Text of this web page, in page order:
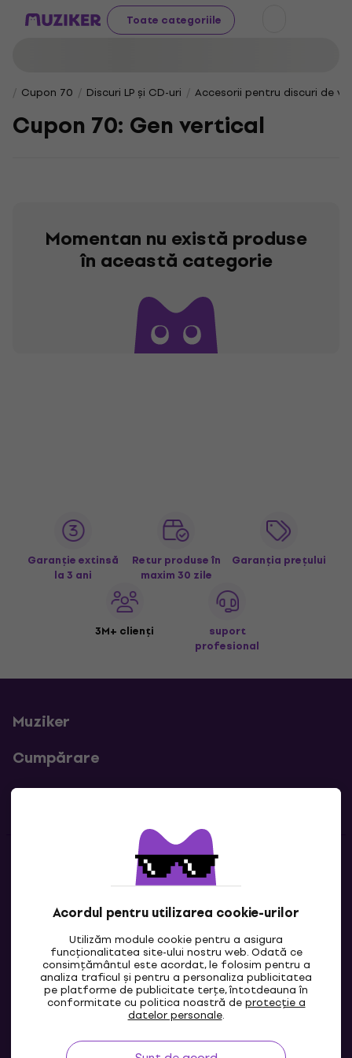
Toate categoriile
Acordul pentru utilizarea cookie-urilor
Utilizăm module cookie pentru a asigura
funcționalitatea site-ului nostru web. Odată ce
consimțământul este acordat, le folosim pentru a
analiza traficul și pentru a personaliza publicitatea
pe platforme de publicitate terțe, întotdeauna în
conformitate cu politica noastră deprotecție a
datelor personale.
Cupon 70 Discuri LP și CD-uri Accesorii pentru discuri de
Cupon 70: Gen vertical
Momentan nu există produse
în această categorie
Garanție extinsă
la 3 ani
Retur produse în
maxim 30 zile
Garanția prețului
3M+ clienți
suport
profesional
Muziker
Cumpărare
Linkuri utile
Contacte
Contactează-ne